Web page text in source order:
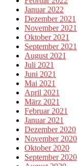
Januar 2022
Dezember 2021
November 2021
Oktober 2021
September 2021
August 2021
Juli 2021
Juni 2021
Mai 2021
April 2021
März 2021
Februar 2021
Januar 2021
Dezember 2020
November 2020
Oktober 2020
September 2020